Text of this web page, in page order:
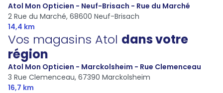
Atol Mon Opticien - Neuf-Brisach - Rue du Marché
2 Rue du Marché, 68600 Neuf-Brisach
14,4 km
Vos magasins Atol dans votre
région
Atol Mon Opticien - Marckolsheim - Rue Clemenceau
3 Rue Clemenceau, 67390 Marckolsheim
16,7 km